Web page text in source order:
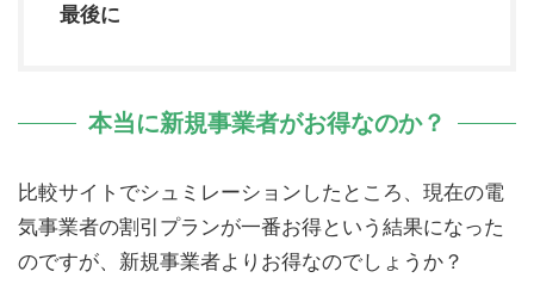
最後に
本当に新規事業者がお得なのか？
比較サイトでシュミレーションしたところ、現在の電
気事業者の割引プランが一番お得という結果になった
のですが、新規事業者よりお得なのでしょうか？